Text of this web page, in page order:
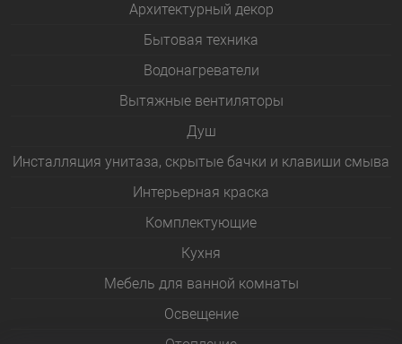
Архитектурный декор
Бытовая техника
Водонагреватели
Вытяжные вентиляторы
Душ
Инсталляция унитаза, скрытые бачки и клавиши смыва
Интерьерная краска
Комплектующие
Кухня
Мебель для ванной комнаты
Освещение